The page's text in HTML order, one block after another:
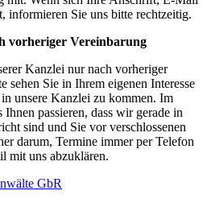
informieren Sie uns bitte rechtzeitig.
vorheriger Vereinbarung
Kanzlei nur nach vorheriger
sehen Sie in Ihrem eigenen Interesse
unsere Kanzlei zu kommen. Im
Ihnen passieren, dass wir gerade in
sind und Sie vor verschlossenen
darum, Termine immer per Telefon
mit uns abzuklären.